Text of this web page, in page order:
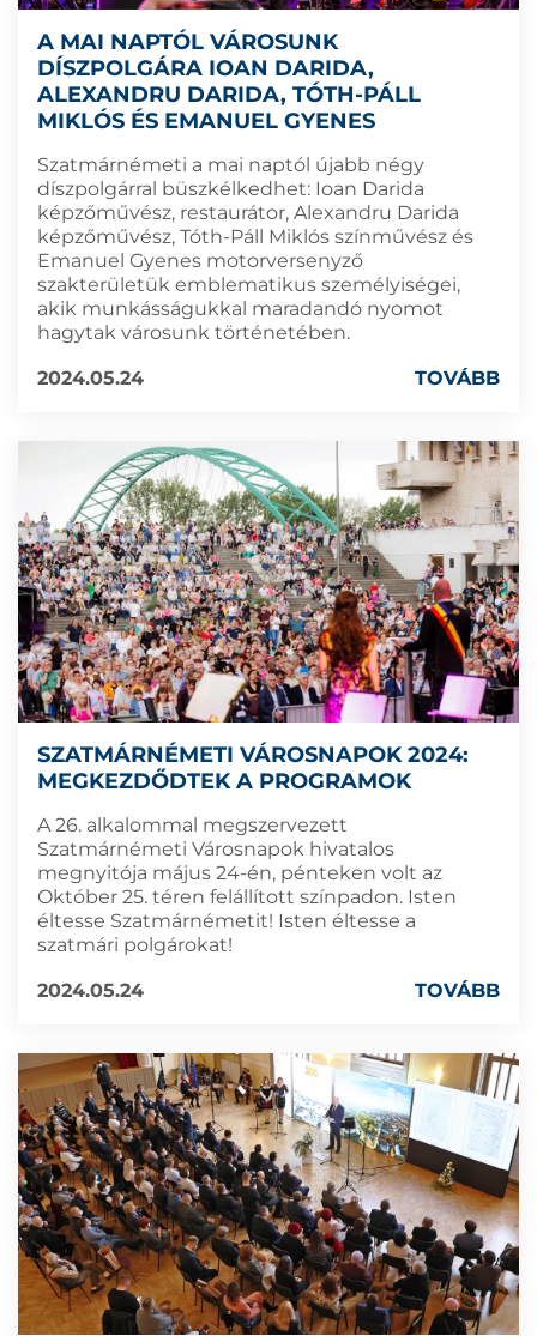
A MAI NAPTÓL VÁROSUNK
DÍSZPOLGÁRA IOAN DARIDA,
ALEXANDRU DARIDA, TÓTH-PÁLL
MIKLÓS ÉS EMANUEL GYENES
Szatmárnémeti a mai naptól újabb négy
díszpolgárral büszkélkedhet: Ioan Darida
képzőművész, restaurátor, Alexandru Darida
képzőművész, Tóth-Páll Miklós színművész és
Emanuel Gyenes motorversenyző
szakterületük emblematikus személyiségei,
akik munkásságukkal maradandó nyomot
hagytak városunk történetében.
2024.05.24
TOVÁBB
SZATMÁRNÉMETI VÁROSNAPOK 2024:
MEGKEZDŐDTEK A PROGRAMOK
A 26. alkalommal megszervezett
Szatmárnémeti Városnapok hivatalos
megnyitója május 24-én, pénteken volt az
Október 25. téren felállított színpadon. Isten
éltesse Szatmárnémetit! Isten éltesse a
szatmári polgárokat!
2024.05.24
TOVÁBB